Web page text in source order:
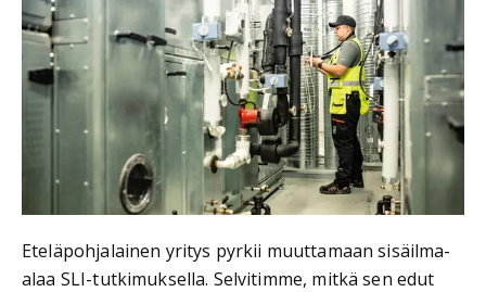
Eteläpohjalainen yritys pyrkii muuttamaan sisäilma-
alaa SLI-tutkimuksella. Selvitimme, mitkä sen edut